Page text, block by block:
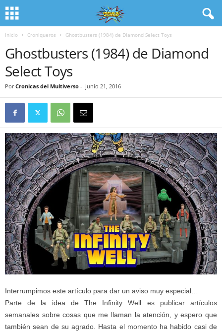
Inicio Croniqueros Ghostbusters (1984) de Diamond Select Toys
Ghostbusters (1984) de Diamond
Select Toys
Por Cronicas del Multiverso - junio 21, 2016
Interrumpimos este artículo para dar un aviso muy especial…
Parte de la idea de The Infinity Well es publicar artículos
semanales sobre cosas que me llaman la atención, y espero que
también sean de su agrado. Hasta el momento ha habido casi de